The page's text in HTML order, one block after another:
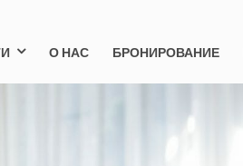
О НАС БРОНИРОВАНИЕ